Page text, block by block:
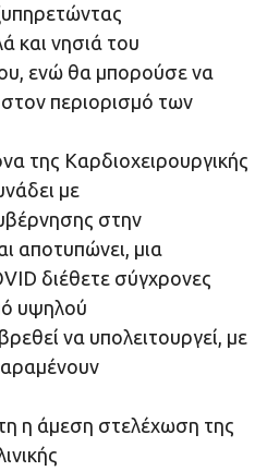
και νησιά του
ενώ θα μπορούσε να
περιορισμό των
της Καρδιοχειρουργικής
με
στην
αποτυπώνει, μια
διέθετε σύγχρονες
υψηλού
να υπολειτουργεί, με
η άμεση στελέχωση της